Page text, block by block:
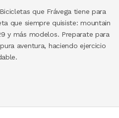
que Frávega tiene para
que siempre quisiste: mountain
y más modelos. Preparate para
aventura, haciendo ejercicio